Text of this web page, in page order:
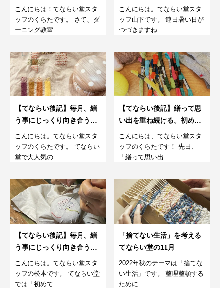
さらに楽しむダーニング教
室。7月
こんにちは！てならい堂スタ
ッフのくらたです。 さて、ダ
ーニング教室...
さらに楽しむダーニング教
室。６月
こんにちは。てならい堂スタ
ッフ山下です。 連日暑い日が
つづきますね...
【てならい後記】毎月、繕
う事にじっくり向き合う。
さらに楽しむダーニング教
室。5月
こんにちは。てならい堂スタ
ッフのくらたです。 てならい
堂で大人気の...
【てならい後記】繕って思
い出を重ね続ける。初めて
のダーニング教室。6月
こんにちは、てならい堂スタ
ッフのくらたです！ 先日、
「繕って思い出...
【てならい後記】毎月、繕
う事にじっくり向き合う。
さらに楽しむダーニング教
室。4月
こんにちは。てならい堂スタ
ッフの松本です。 てならい堂
では「初めて...
「捨てない生活」を考える
てならい堂の11月
2022年秋のテーマは「捨てな
い生活」です。 整理整頓する
ために...